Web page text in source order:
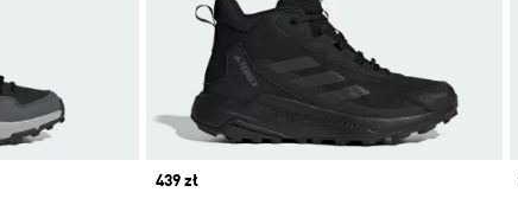
Price
439 zł